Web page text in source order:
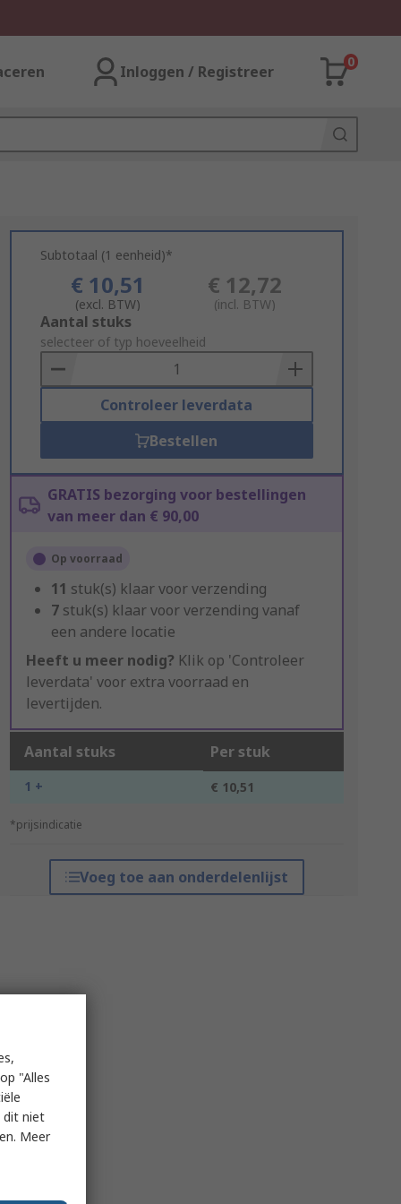
Inloggen / Registreer
0
Subtotaal (1 eenheid)*
€ 10,51
(excl. BTW)
€ 12,72
(incl. BTW)
Add
to
Basket
Aantal stuks
selecteer of typ hoeveelheid
Controleer leverdata
Bestellen
GRATIS bezorging voor bestellingen
van meer dan € 90,00
Op voorraad
11 stuk(s) klaar voor verzending
7 stuk(s) klaar voor verzending vanaf
een andere locatie
Heeft u meer nodig? Klik op 'Controleer
leverdata' voor extra voorraad en
levertijden.
Aantal stuks Per stuk
1 + € 10,51
*prijsindicatie
Voeg toe aan onderdelenlijst
"Alles
dit niet
Meer